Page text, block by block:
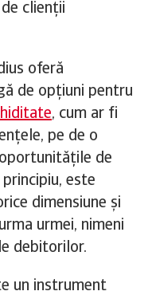
clienții
oferă
de opțiuni pentru
, cum ar fi
pe de o
de
este
dimensiune și
urmei, nimeni
debitorilor.
un instrument